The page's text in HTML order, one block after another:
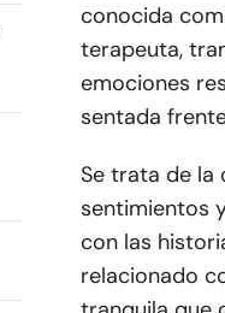
conocida
terapeuta,
emociones
sentada
Se trata de la
sentimientos
con las
relacionado